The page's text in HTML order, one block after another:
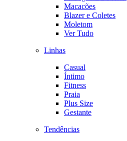
Macacões
Blazer e Coletes
Moletom
Ver Tudo
Linhas
Casual
Íntimo
Fitness
Praia
Plus Size
Gestante
Tendências